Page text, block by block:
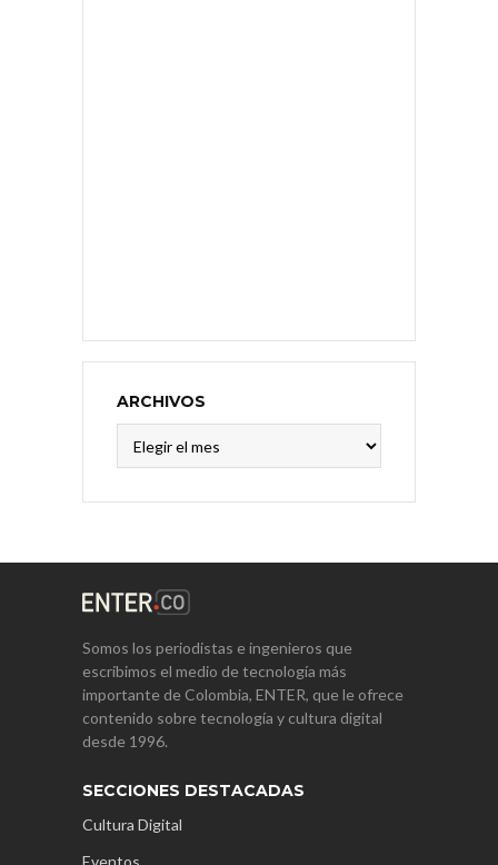
ARCHIVOS
Somos los periodistas e ingenieros que
escribimos el medio de tecnología más
importante de Colombia, ENTER, que le ofrece
contenido sobre tecnología y cultura digital
desde 1996.
SECCIONES DESTACADAS
Cultura Digital
Eventos